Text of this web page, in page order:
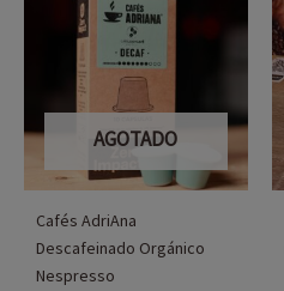
AGOTADO
Cafés AdriAna
Descafeinado Orgánico
Nespresso